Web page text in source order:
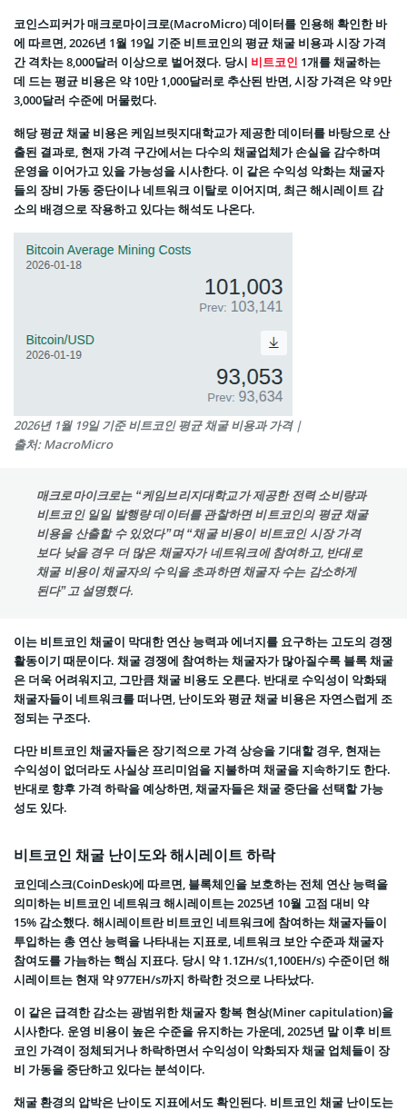
코인스피커가 매크로마이크로(MacroMicro) 데이터를 인용해 확인한 바
에 따르면, 2026년 1월 19일 기준 비트코인의 평균 채굴 비용과 시장 가격
간 격차는 8,000달러 이상으로 벌어졌다. 당시 비트코인 1개를 채굴하는
데 드는 평균 비용은 약 10만 1,000달러로 추산된 반면, 시장 가격은 약 9만
3,000달러 수준에 머물렀다.
해당 평균 채굴 비용은 케임브릿지대학교가 제공한 데이터를 바탕으로 산
출된 결과로, 현재 가격 구간에서는 다수의 채굴업체가 손실을 감수하며
운영을 이어가고 있을 가능성을 시사한다. 이 같은 수익성 악화는 채굴자
들의 장비 가동 중단이나 네트워크 이탈로 이어지며, 최근 해시레이트 감
소의 배경으로 작용하고 있다는 해석도 나온다.
2026년 1월 19일 기준 비트코인 평균 채굴 비용과 가격 |
출처: MacroMicro
매크로마이크로는 “케임브리지대학교가 제공한 전력 소비량과
비트코인 일일 발행량 데이터를 관찰하면 비트코인의 평균 채굴
비용을 산출할 수 있었다”며 “채굴 비용이 비트코인 시장 가격
보다 낮을 경우 더 많은 채굴자가 네트워크에 참여하고, 반대로
채굴 비용이 채굴자의 수익을 초과하면 채굴자 수는 감소하게
된다”고 설명했다.
이는 비트코인 채굴이 막대한 연산 능력과 에너지를 요구하는 고도의 경쟁
활동이기 때문이다. 채굴 경쟁에 참여하는 채굴자가 많아질수록 블록 채굴
은 더욱 어려워지고, 그만큼 채굴 비용도 오른다. 반대로 수익성이 악화돼
채굴자들이 네트워크를 떠나면, 난이도와 평균 채굴 비용은 자연스럽게 조
정되는 구조다.
다만 비트코인 채굴자들은 장기적으로 가격 상승을 기대할 경우, 현재는
수익성이 없더라도 사실상 프리미엄을 지불하며 채굴을 지속하기도 한다.
반대로 향후 가격 하락을 예상하면, 채굴자들은 채굴 중단을 선택할 가능
성도 있다.
비트코인 채굴 난이도와 해시레이트 하락
코인데스크(CoinDesk)에 따르면, 블록체인을 보호하는 전체 연산 능력을
의미하는 비트코인 네트워크 해시레이트는 2025년 10월 고점 대비 약
15% 감소했다. 해시레이트란 비트코인 네트워크에 참여하는 채굴자들이
투입하는 총 연산 능력을 나타내는 지표로, 네트워크 보안 수준과 채굴자
참여도를 가늠하는 핵심 지표다. 당시 약 1.1ZH/s(1,100EH/s) 수준이던 해
시레이트는 현재 약 977EH/s까지 하락한 것으로 나타났다.
이 같은 급격한 감소는 광범위한 채굴자 항복 현상(Miner capitulation)을
시사한다. 운영 비용이 높은 수준을 유지하는 가운데, 2025년 말 이후 비트
코인 가격이 정체되거나 하락하면서 수익성이 악화되자 채굴 업체들이 장
비 가동을 중단하고 있다는 분석이다.
채굴 환경의 압박은 난이도 지표에서도 확인된다. 비트코인 채굴 난이도는